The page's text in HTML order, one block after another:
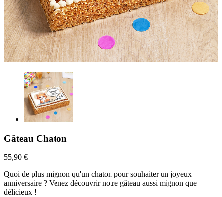
Gâteau Chaton
55,90 €
Quoi de plus mignon qu'un chaton pour souhaiter un joyeux
anniversaire ? Venez découvrir notre gâteau aussi mignon que
délicieux !